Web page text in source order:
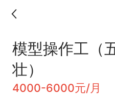
模型操作工（
壮）
4000-6000元/月